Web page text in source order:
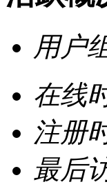
用户
在线
注册
最后